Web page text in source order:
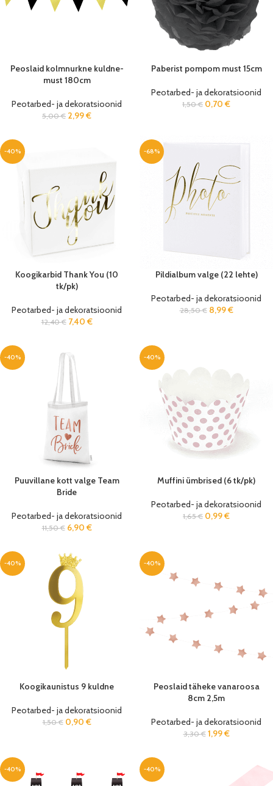
Peoslaid kolmnurkne kuldne-
must 180cm
Peotarbed- ja dekoratsioonid
5,00€ 2,99€
Paberist pompom must 15cm
Peotarbed- ja dekoratsioonid
1,50€ 0,70 €
-40%
Koogikarbid Thank You (10
tk/pk)
Peotarbed- ja dekoratsioonid
12,40€ 7,40 €
-68%
Pildialbum valge (22 lehte)
Peotarbed- ja dekoratsioonid
28,50€ 8,99€
-40%
Puuvillane kott valge Team
Bride
Peotarbed- ja dekoratsioonid
11,50€ 6,90 €
-40%
Muffini ümbrised (6 tk/pk)
Peotarbed- ja dekoratsioonid
1,65€ 0,99€
-40%
Koogikaunistus 9 kuldne
Peotarbed- ja dekoratsioonid
1,50€ 0,90 €
-40%
Peoslaid täheke vanaroosa
8cm 2,5m
Peotarbed- ja dekoratsioonid
3,30€ 1,99€
-40% -40%